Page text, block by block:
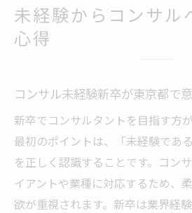
未経験からコンサル
心得
コンサル未経験新卒が東京都で
新卒でコンサルタントを目指す方
最初のポイントは、「未経験であ
を正しく認識することです。コン
イアントや業種に対応するため、
欲が重視されます。新卒は業界経